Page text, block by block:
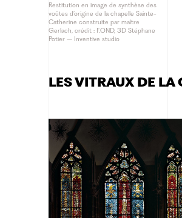
Restitution en image de synthèse des
voûtes d’origine de la chapelle Sainte-
Catherine construite par maître
Gerlach, crédit : F.OND, 3D Stéphane
Potier – Inventive studio
LES VITRAUX DE LA